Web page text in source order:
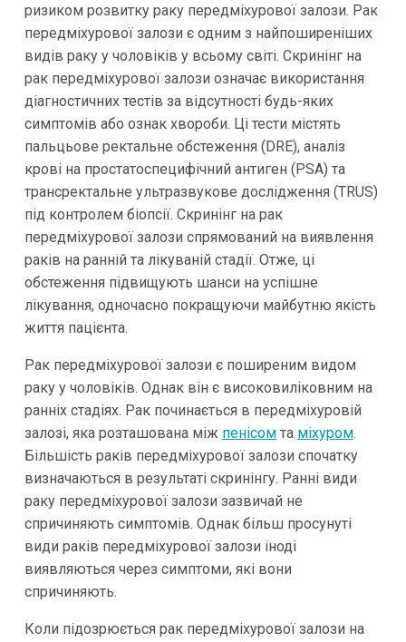
ризиком розвитку раку передміхурової залози. Рак
передміхурової залози є одним з найпоширеніших
видів раку у чоловіків у всьому світі. Скринінг на
рак передміхурової залози означає використання
діагностичних тестів за відсутності будь-яких
симптомів або ознак хвороби. Ці тести містять
пальцьове ректальне обстеження (DRE), аналіз
крові на простатоспецифічний антиген (PSA) та
трансректальне ультразвукове дослідження (TRUS)
під контролем біопсії. Скринінг на рак
передміхурової залози спрямований на виявлення
раків на ранній та лікуваній стадії. Отже, ці
обстеження підвищують шанси на успішне
лікування, одночасно покращуючи майбутню якість
життя пацієнта.
Рак передміхурової залози є поширеним видом
раку у чоловіків. Однак він є високовиліковним на
ранніх стадіях. Рак починається в передміхуровій
залозі, яка розташована між пенісомта міхуром.
Більшість раків передміхурової залози спочатку
визначаються в результаті скринінгу. Ранні види
раку передміхурової залози зазвичай не
спричиняють симптомів. Однак більш просунуті
види раків передміхурової залози іноді
виявляються через симптоми, які вони
спричиняють.
Коли підозрюється рак передміхурової залози на